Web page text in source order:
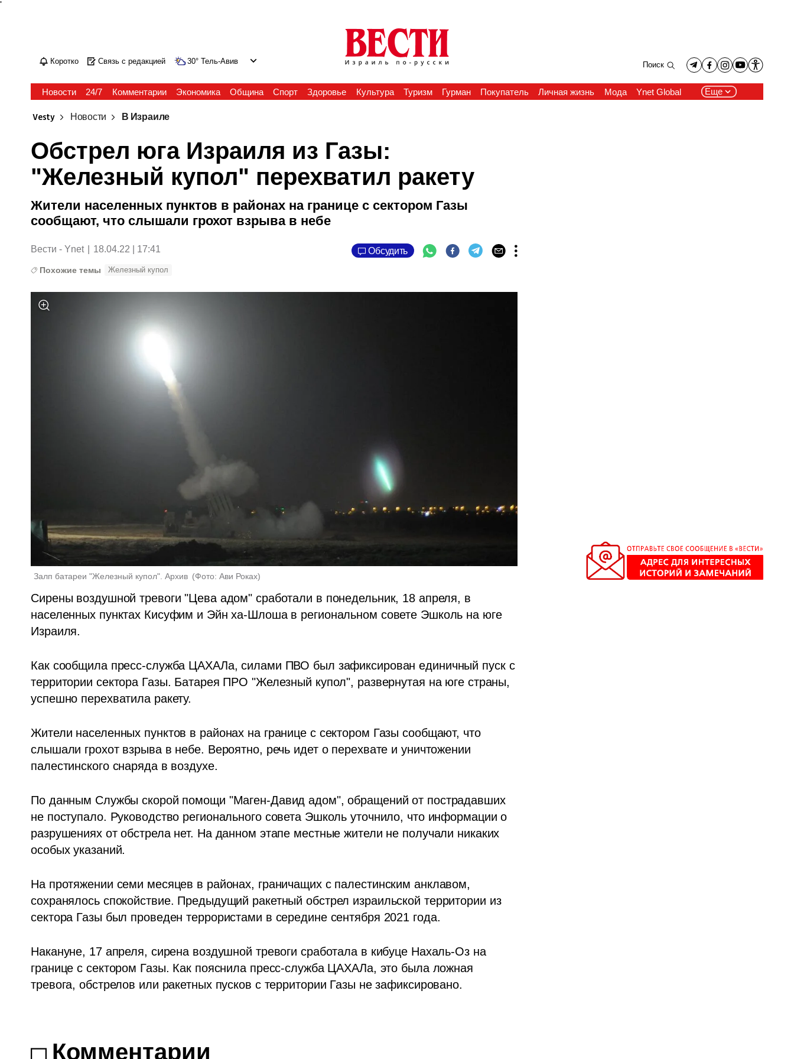
'
Коротко Связь с редакцией 30° Тель-Авив Поиск
Новости 24/7 Комментарии Экономика Община Спорт Здоровье Культура Туризм Гурман Покупатель Личная жизнь Мода Ynet Global Еще
Vesty Новости В Израиле
Обстрел юга Израиля из Газы:
"Железный купол" перехватил ракету
Жители населенных пунктов в районах на границе с сектором Газы
сообщают, что слышали грохот взрыва в небе
Вести - Ynet 18.04.22 | 17:41 Обсудить
Похожие темы Железный купол
Залп батареи "Железный купол". Архив (Фото: Ави Роках)
Сирены воздушной тревоги "Цева адом" сработали в понедельник, 18 апреля, в
населенных пунктах Кисуфим и Эйн ха-Шлоша в региональном совете Эшколь на юге
Израиля.
Как сообщила пресс-служба ЦАХАЛа, силами ПВО был зафиксирован единичный пуск с
территории сектора Газы. Батарея ПРО "Железный купол", развернутая на юге страны,
успешно перехватила ракету.
Жители населенных пунктов в районах на границе с сектором Газы сообщают, что
слышали грохот взрыва в небе. Вероятно, речь идет о перехвате и уничтожении
палестинского снаряда в воздухе.
По данным Службы скорой помощи "Маген-Давид адом", обращений от пострадавших
не поступало. Руководство регионального совета Эшколь уточнило, что информации о
разрушениях от обстрела нет. На данном этапе местные жители не получали никаких
особых указаний.
На протяжении семи месяцев в районах, граничащих с палестинским анклавом,
сохранялось спокойствие. Предыдущий ракетный обстрел израильской территории из
сектора Газы был проведен террористами в середине сентября 2021 года.
Накануне, 17 апреля, сирена воздушной тревоги сработала в кибуце Нахаль-Оз на
границе с сектором Газы. Как пояснила пресс-служба ЦАХАЛа, это была ложная
тревога, обстрелов или ракетных пусков с территории Газы не зафиксировано.
Комментарии